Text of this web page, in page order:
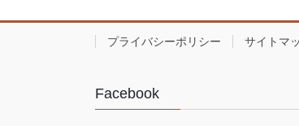
プライバシーポリシー サイトマ
Facebook